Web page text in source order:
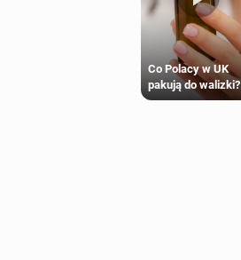
Co Polacy w UK
pakują do walizki?